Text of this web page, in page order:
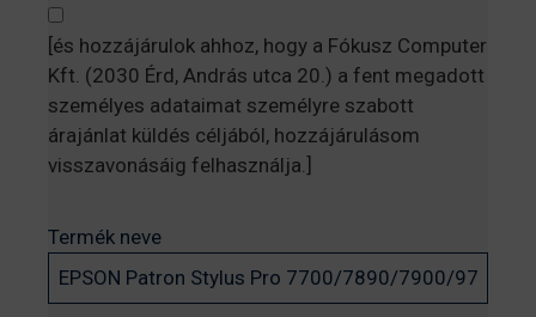
[és hozzájárulok ahhoz, hogy a Fókusz Computer
Kft. (2030 Érd, András utca 20.) a fent megadott
személyes adataimat személyre szabott
árajánlat küldés céljából, hozzájárulásom
visszavonásáig felhasználja.]
Termék neve